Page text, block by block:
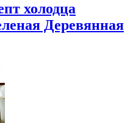
холодца
Деревянная